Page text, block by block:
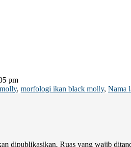
pm
, morfologi ikan black molly, Nama
dipublikasikan. Ruas yang wajib